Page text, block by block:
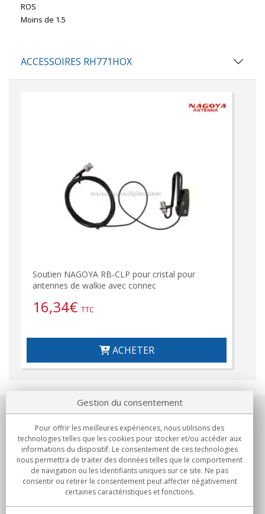
ROS
Moins de 1.5
ACCESSOIRES RH771HOX
Soutien NAGOYA RB-CLP pour cristal pour
antennes de walkie avec connec
16,34€ TTC
ACHETER
Notre société
Engagements
Achats
Gestion du consentement
Pour offrir les meilleures expériences, nous utilisons des
technologies telles que les cookies pour stocker et/ou accéder aux
informations du dispositif. Le consentement de ces technologies
nous permettra de traiter des données telles que le comportement
de navigation ou les identifiants uniques sur ce site. Ne pas
consentir ou retirer le consentement peut affecter négativement
certaines caractéristiques et fonctions.